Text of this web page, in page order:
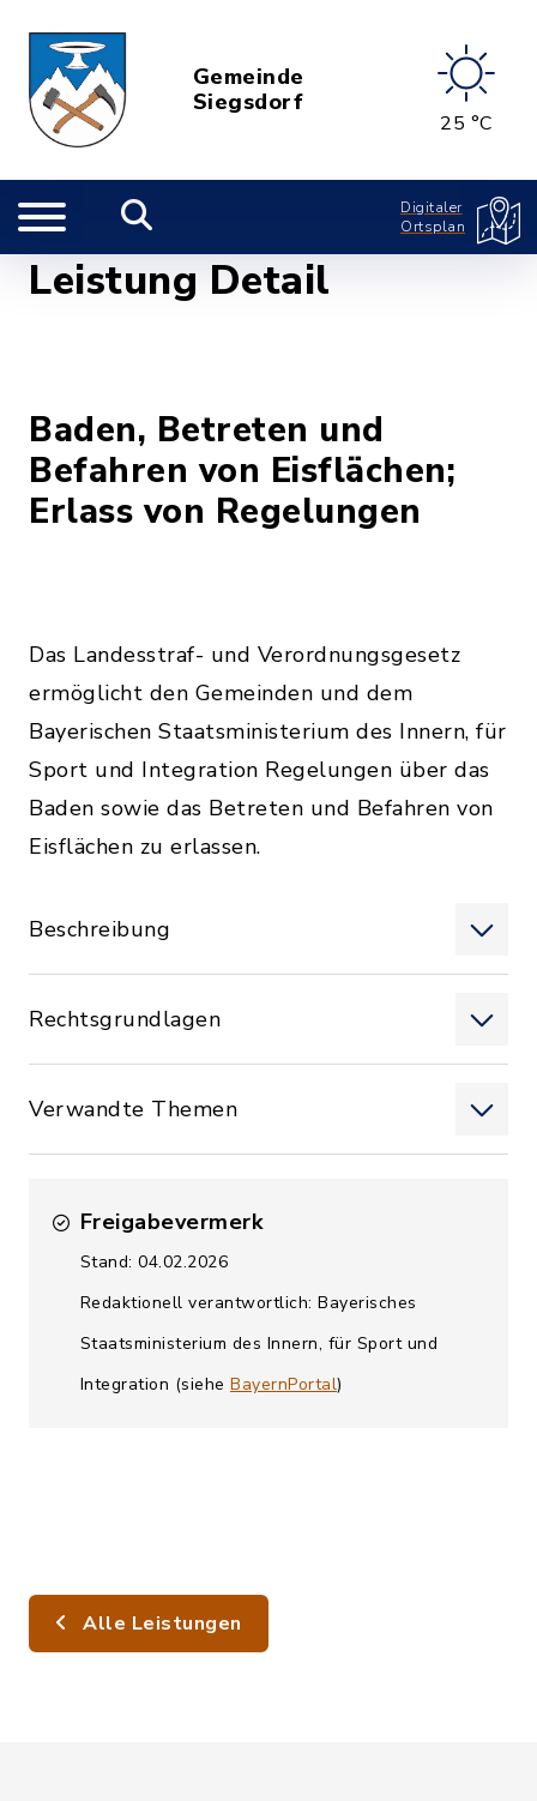
Gemeinde
Siegsdorf
25 °C
Digitaler
Ortsplan
Leistung Detail
Baden, Betreten und
Befahren von Eisflächen;
Erlass von Regelungen
Das Landesstraf- und Verordnungsgesetz
ermöglicht den Gemeinden und dem
Bayerischen Staatsministerium des Innern, für
Sport und Integration Regelungen über das
Baden sowie das Betreten und Befahren von
Eisflächen zu erlassen.
Beschreibung
Rechtsgrundlagen
Verwandte Themen
Freigabevermerk
Stand: 04.02.2026
Redaktionell verantwortlich: Bayerisches
Staatsministerium des Innern, für Sport und
Integration (siehe BayernPortal)
Alle Leistungen